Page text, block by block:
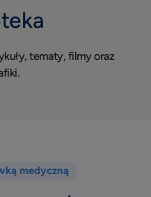
tematy, filmy oraz
medyczną